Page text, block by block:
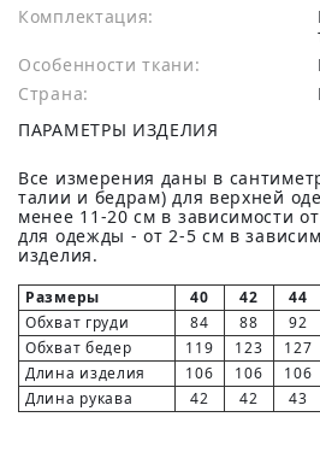
Комплектация:
Особенности ткани:
Страна:
ПАРАМЕТРЫ ИЗДЕЛИЯ
Все измерения даны в
талии и бедрам) для верхней
менее 11-20 см в зависимости
для одежды - от 2-5 см в
изделия.
Размеры 40 42 44
Обхват груди
84 88 92
Обхват бедер
119 123 127
Длина изделия
106 106 106
Длина рукава
42 42 43